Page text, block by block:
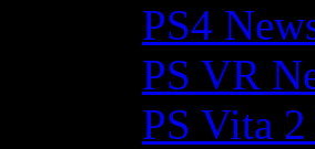
PS4
PS VR
PS Vita